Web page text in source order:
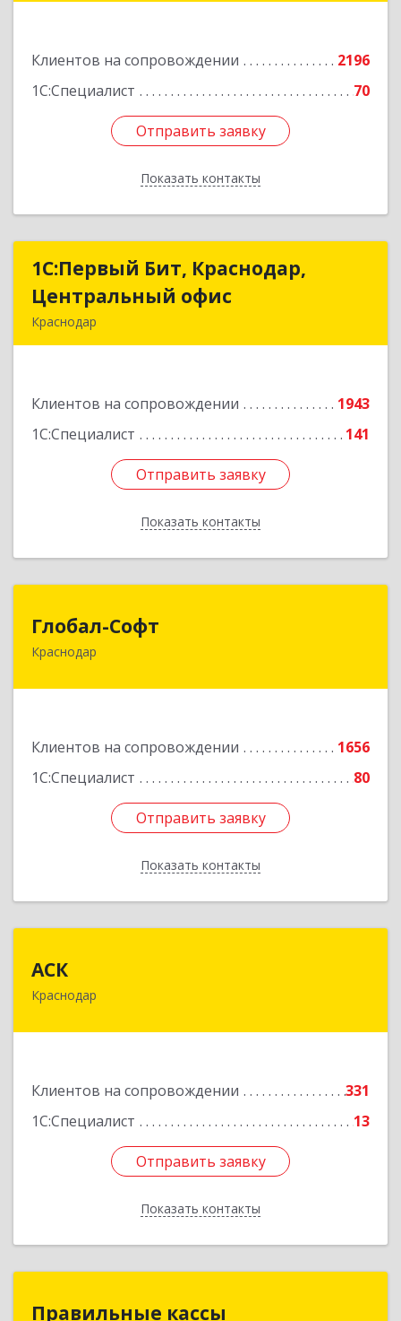
Клиентов на сопровождении
2196
1С:Специалист
70
Отправить заявку
Показать контакты
Отправить заявку
Назад
1С:Первый Бит, Краснодар,
Центральный офис
Краснодар
Клиентов на сопровождении
1943
1С:Специалист
141
Отправить заявку
Показать контакты
1С:Первый Бит, Краснодар,
Центральный офис
Подробнее
Отправить заявку
Назад
Глобал-Софт
Краснодар
Клиентов на сопровождении
1656
1С:Специалист
80
Отправить заявку
Показать контакты
350018, Краснодарский край, Краснодар г,
Отправить заявку
Назад
АСК
Краснодар
Клиентов на сопровождении
331
1С:Специалист
13
Отправить заявку
Показать контакты
350900, Краснодарский край, Краснодар г,
Отправить заявку
Назад
Правильные кассы